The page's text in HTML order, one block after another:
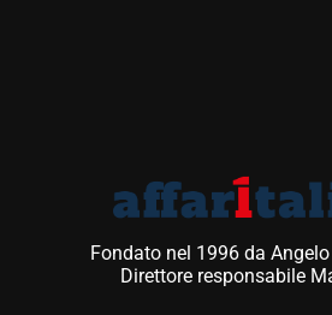
Fondato nel 1996 da
Direttore responsabile